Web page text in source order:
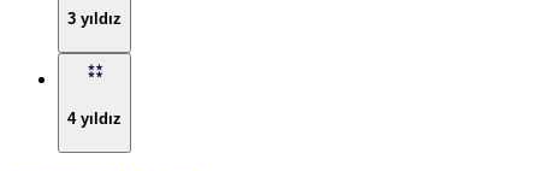
3 yıldız
4 yıldız